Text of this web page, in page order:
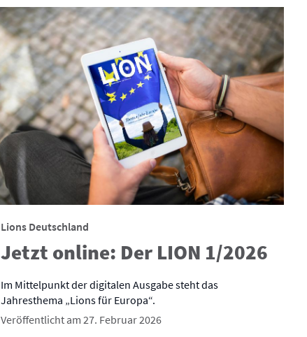
Lions Deutschland
Jetzt online: Der LION 1/2026
Im Mittelpunkt der digitalen Ausgabe steht das
Jahresthema „Lions für Europa“.
Veröffentlicht am 27. Februar 2026